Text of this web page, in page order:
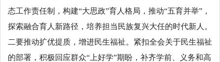
态工作责任制，构建“大思政”育人格局，推动“五育并举”，
探索融合育人新路径，培养担当民族复兴大任的时代新人。
二要推动扩优提质，增进民生福祉。紧扣全会关于民生福祉
的部署，积极回应群众“上好学”期盼，补齐学前、义务和高